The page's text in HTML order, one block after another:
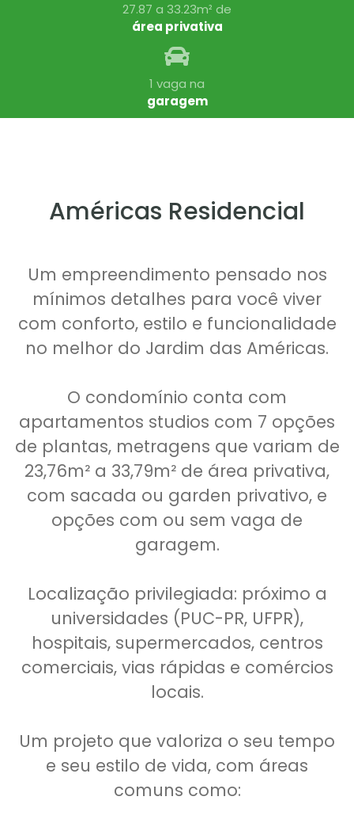
27.87 a 33.23m² de
área privativa
1 vaga na
garagem
Américas Residencial
Um empreendimento pensado nos
mínimos detalhes para você viver
com conforto, estilo e funcionalidade
no melhor do Jardim das Américas.
O condomínio conta com
apartamentos studios com 7 opções
de plantas, metragens que variam de
23,76m² a 33,79m² de área privativa,
com sacada ou garden privativo, e
opções com ou sem vaga de
garagem.
Localização privilegiada: próximo a
universidades (PUC-PR, UFPR),
hospitais, supermercados, centros
comerciais, vias rápidas e comércios
locais.
Um projeto que valoriza o seu tempo
e seu estilo de vida, com áreas
comuns como: